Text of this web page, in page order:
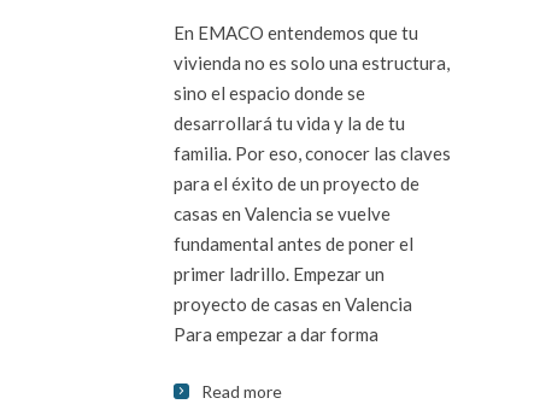
En EMACO entendemos que tu
vivienda no es solo una estructura,
sino el espacio donde se
desarrollará tu vida y la de tu
familia. Por eso, conocer las claves
para el éxito de un proyecto de
casas en Valencia se vuelve
fundamental antes de poner el
primer ladrillo. Empezar un
proyecto de casas en Valencia
Para empezar a dar forma
Read more